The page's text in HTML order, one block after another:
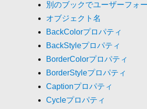
別のブックでユーザーフォ
オブジェクト名
BackColorプロパティ
BackStyleプロパティ
BorderColorプロパティ
BorderStyleプロパティ
Captionプロパティ
Cycleプロパティ